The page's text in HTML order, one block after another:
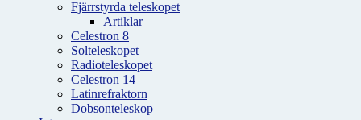
Fjärrstyrda teleskopet
Artiklar
Celestron 8
Solteleskopet
Radioteleskopet
Celestron 14
Latinrefraktorn
Dobsonteleskop